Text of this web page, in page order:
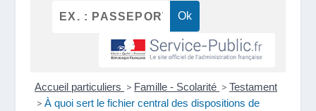
Accueil particuliers > Famille - Scolarité > Testament
> À quoi sert le fichier central des dispositions de